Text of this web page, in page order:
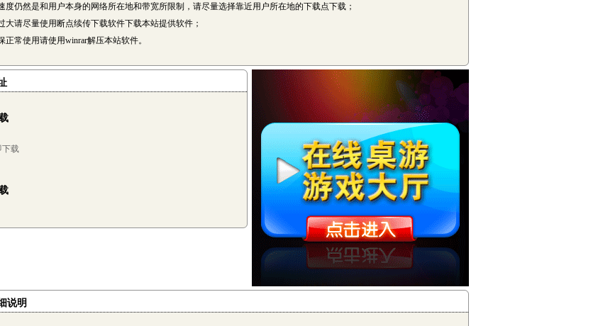
度仍然是和用户本身的网络所在地和带宽所限制，请尽量选择靠近用户所在地的下载点下载；
大请尽量使用断点续传下载软件下载本站提供软件；
常使用请使用winrar解压本站软件。
下载
说明